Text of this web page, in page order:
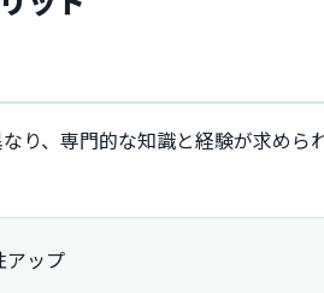
り、専門的な知識と経験が求めら
アップ